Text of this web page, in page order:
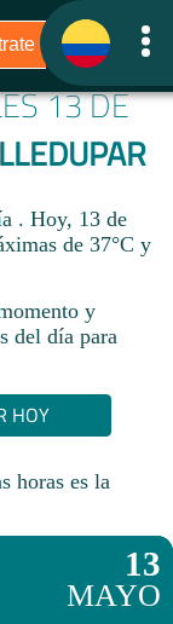
13 DE
. Hoy, 13 de
de 37°C y
y
del día para
HOY
horas es la
13
MAYO